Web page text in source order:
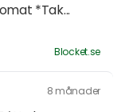
*Tak...
Blocket.se
8 månader